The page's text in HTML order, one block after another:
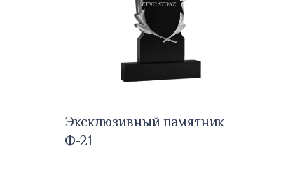
Эксклюзивный памятник
Ф-21